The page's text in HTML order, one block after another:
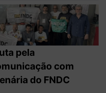
pela
com
do FNDC